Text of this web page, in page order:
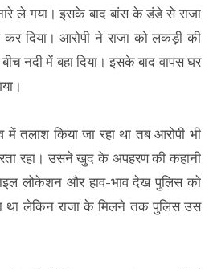
ले गया। इसके बाद बांस के डंडे से राजा
दिया। आरोपी ने राजा को लकड़ी की
नदी में बहा दिया। इसके बाद वापस घर
में तलाश किया जा रहा था तब आरोपी भी
रहा। उसने खुद के अपहरण की कहानी
लोकेशन और हाव-भाव देख पुलिस को
था लेकिन राजा के मिलने तक पुलिस उस